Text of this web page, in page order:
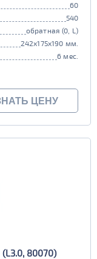
60
540
обратная (0, L)
242x175x190 мм.
6 мес.
ЦЕНУ
(L3.0, 80070)